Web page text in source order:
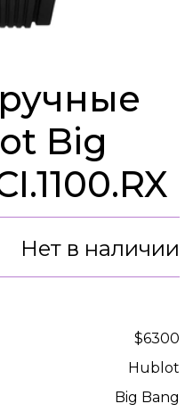
Big
Нет в наличии
$6300
Hublot
Big Bang